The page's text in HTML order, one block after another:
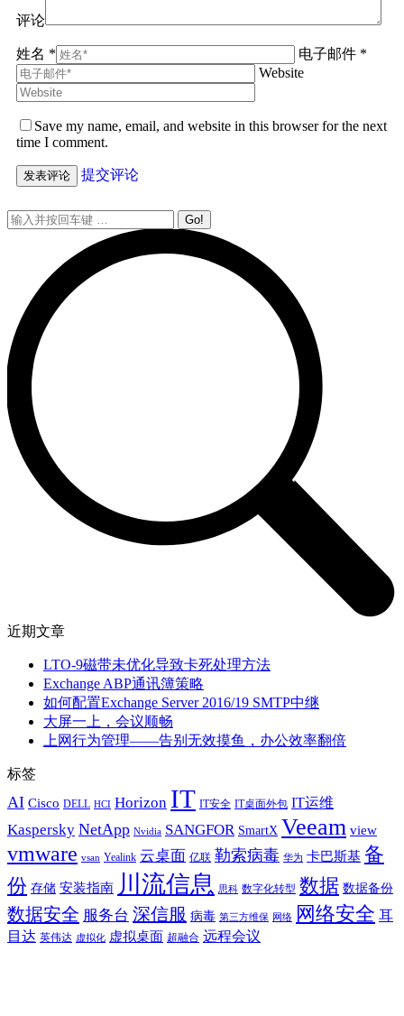
评论
姓名 *
电子邮件 *
Website
Save my name, email, and website in this browser for the next
time I comment.
提交评论
近期文章
LTO-9磁带未优化导致卡死处理方法
Exchange ABP通讯簿策略
如何配置Exchange Server 2016/19 SMTP中继
大屏一上，会议顺畅
上网行为管理——告别无效摸鱼，办公效率翻倍
标签
AI Cisco DELL HCI Horizon IT IT安全 IT桌面外包 IT运维
Kaspersky NetApp Nvidia SANGFOR SmartX Veeam view
vmware vsan Yealink 云桌面 亿联 勒索病毒 华为 卡巴斯基 备
份 存储 安装指南 川流信息 思科 数字化转型 数据 数据备份
数据安全 服务台 深信服 病毒 第三方维保 网络 网络安全 耳
目达 英伟达 虚拟化 虚拟桌面 超融合 远程会议